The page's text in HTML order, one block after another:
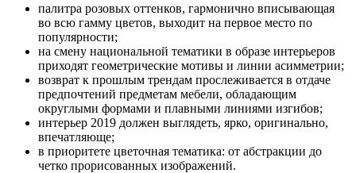
палитра розовых оттенков, гармонично вписывающая
во всю гамму цветов, выходит на первое место по
популярности;
на смену национальной тематики в образе интерьеров
приходят геометрические мотивы и линии асимметрии;
возврат к прошлым трендам прослеживается в отдаче
предпочтений предметам мебели, обладающим
округлыми формами и плавными линиями изгибов;
интерьер 2019 должен выглядеть, ярко, оригинально,
впечатляюще;
в приоритете цветочная тематика: от абстракции до
четко прорисованных изображений.